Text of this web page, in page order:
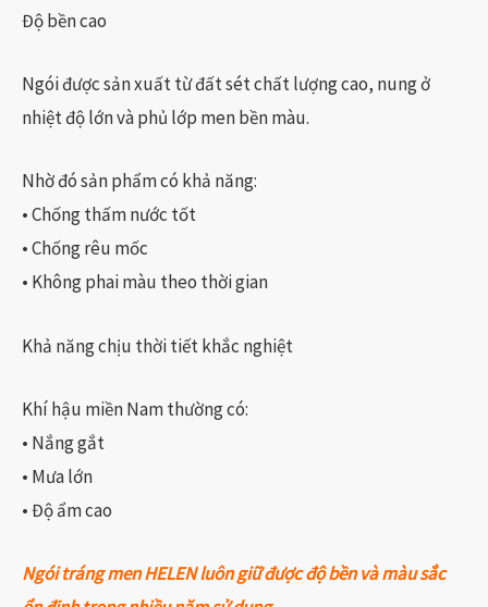
Độ bền cao
Ngói được sản xuất từ đất sét chất lượng cao, nung ở
nhiệt độ lớn và phủ lớp men bền màu.
Nhờ đó sản phẩm có khả năng:
• Chống thấm nước tốt
• Chống rêu mốc
• Không phai màu theo thời gian
Khả năng chịu thời tiết khắc nghiệt
Khí hậu miền Nam thường có:
• Nắng gắt
• Mưa lớn
• Độ ẩm cao
Ngói tráng men HELEN luôn giữ được độ bền và màu sắc